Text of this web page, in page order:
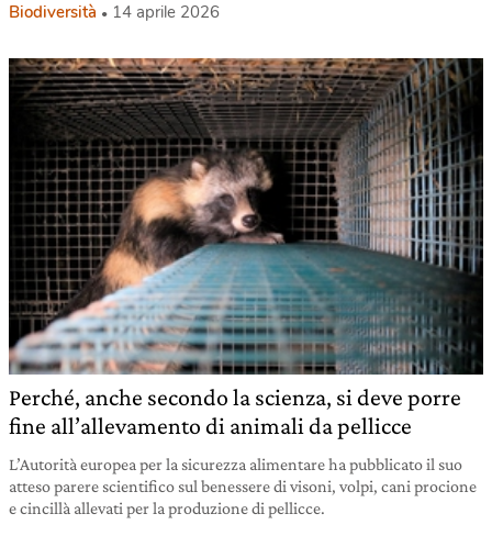
Biodiversità 14 aprile 2026
Perché, anche secondo la scienza, si deve porre
fine all’allevamento di animali da pellicce
L’Autorità europea per la sicurezza alimentare ha pubblicato il suo
atteso parere scientifico sul benessere di visoni, volpi, cani procione
e cincillà allevati per la produzione di pellicce.